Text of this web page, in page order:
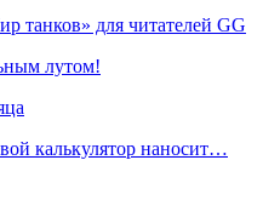
танков» для читателей GG
лутом!
калькулятор наносит…